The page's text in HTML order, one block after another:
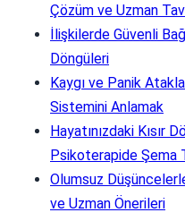
Çözüm ve Uzman
İlişkilerde Güvenli
Döngüleri
Kaygı ve Panik
Sistemini Anlamak
Hayatınızdaki Kısır
Psikoterapide Şema
Olumsuz
ve Uzman Önerileri